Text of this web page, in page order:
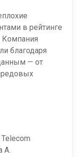
в рейтинге
Компания
благодаря
— от
A.